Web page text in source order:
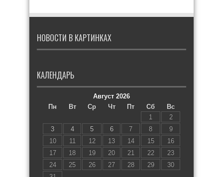
НОВОСТИ В КАРТИНКАХ
КАЛЕНДАРЬ
Август 2026
Пн
Вт Ср Чт Пт Сб
Вс
1
2
3
4 5 6 7 8
9
10
11 12 13 14 15
16
17
18 19 20 21 22
23
24
25 26 27 28 29
30